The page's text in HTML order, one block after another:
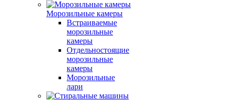
Морозильные камеры
Встраиваемые
морозильные
камеры
Отдельностоящие
морозильные
камеры
Морозильные
лари